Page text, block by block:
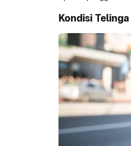
Kondisi